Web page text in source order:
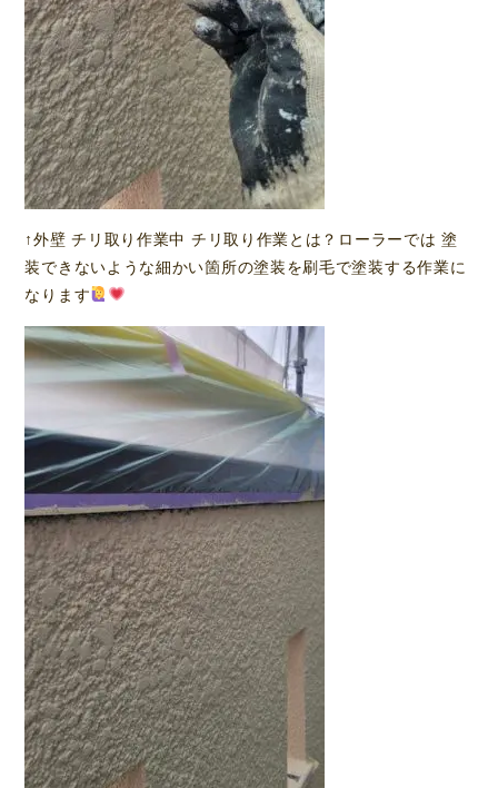
↑外壁 チリ取り作業中 チリ取り作業とは？ローラーでは 塗
装できないような細かい箇所の塗装を刷毛で塗装する作業に
なります